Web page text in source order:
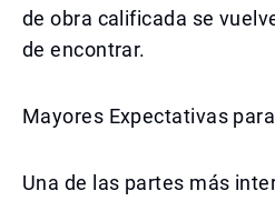
de obra calificada se
de encontrar.
Mayores Expectativas
Una de las partes más